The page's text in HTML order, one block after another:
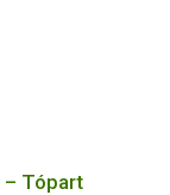
– Tópart